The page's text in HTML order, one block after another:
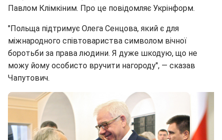
Павлом Клімкіним. Про це повідомляє Укрінформ.
"Польща підтримує Олега Сенцова, який є для
міжнародного співтовариства символом вічної
боротьби за права людини. Я дуже шкодую, що не
можу йому особисто вручити нагороду", — сказав
Чапутович.